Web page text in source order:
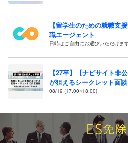
【留学生のための就職支
職エージェント
日時はご自由にお選びいただけま
【27卒】【ナビサイト非
が狙えるシークレット面談
08/19 (17:00~18:00)